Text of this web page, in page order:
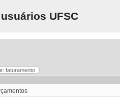
UFSC
faturamento